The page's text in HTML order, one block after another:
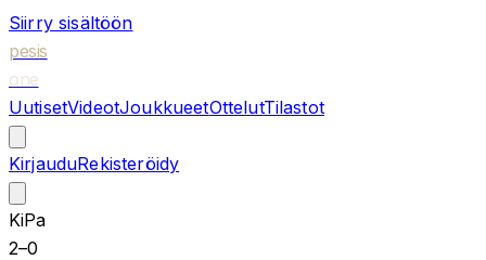
Siirry sisältöön
pesis
one
UutisetVideotJoukkueetOttelutTilastot
KirjauduRekisteröidy
KiPa
2–0